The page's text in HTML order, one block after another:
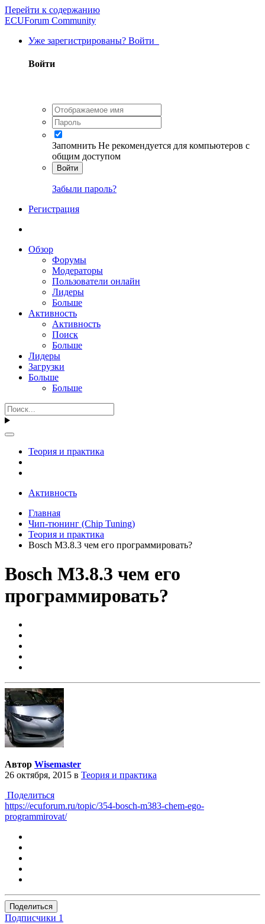
Перейти к содержанию
ECUForum Community
Уже зарегистрированы? Войти
Войти
Запомнить Не рекомендуется для компьютеров с
общим доступом
Войти
Забыли пароль?
Регистрация
Обзор
Форумы
Модераторы
Пользователи онлайн
Лидеры
Больше
Активность
Активность
Поиск
Больше
Лидеры
Загрузки
Больше
Больше
Теория и практика
Активность
Главная
Чип-тюнинг (Chip Tuning)
Теория и практика
Bosch M3.8.3 чем его программировать?
Bosch M3.8.3 чем его
программировать?
Автор Wisemaster
26 октября, 2015 в Теория и практика
Поделиться
https://ecuforum.ru/topic/354-bosch-m383-chem-ego-
programmirovat/
Поделиться
Подписчики 1